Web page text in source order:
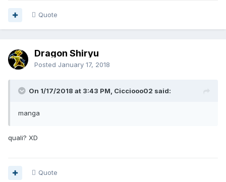
Quote
Dragon Shiryu
Posted January 17, 2018
On 1/17/2018 at 3:43 PM, Cicciooo02 said:
manga
quali? XD
Quote